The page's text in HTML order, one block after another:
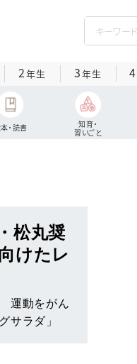
2年生 3年生 4
・読書
知育・
習いごと
松丸奨
けたレ
運動をがん
サラダ」